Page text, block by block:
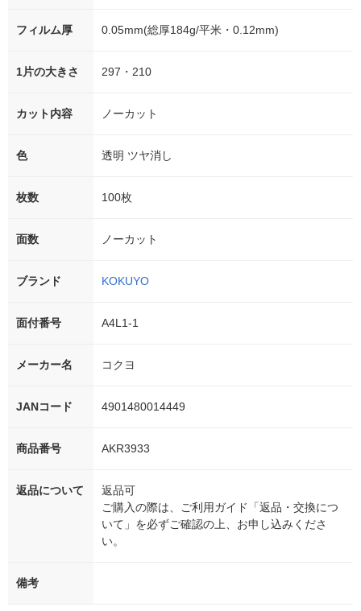
フィルム厚 0.05mm(総厚184g/平米・0.12mm)
1片の大きさ 297・210
カット内容 ノーカット
色 透明 ツヤ消し
枚数 100枚
面数 ノーカット
ブランド KOKUYO
面付番号 A4L1-1
メーカー名 コクヨ
JANコード 4901480014449
商品番号 AKR3933
返品について
返品可
ご購入の際は、ご利用ガイド「返品・交換につ
いて」を必ずご確認の上、お申し込みくださ
い。
備考